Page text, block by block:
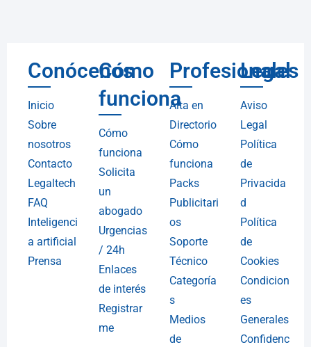
Conócenos
Inicio
Sobre
nosotros
Contacto
Legaltech
FAQ
Inteligenci
a artificial
Prensa
Cómo
funciona
Cómo
funciona
Solicita
un
abogado
Urgencias
/ 24h
Enlaces
de interés
Registrar
me
Profesionales
Alta en
Directorio
Cómo
funciona
Packs
Publicitari
os
Soporte
Técnico
Categoría
s
Medios
de
Legal
Aviso
Legal
Política
de
Privacida
d
Política
de
Cookies
Condicion
es
Generales
Confidenc